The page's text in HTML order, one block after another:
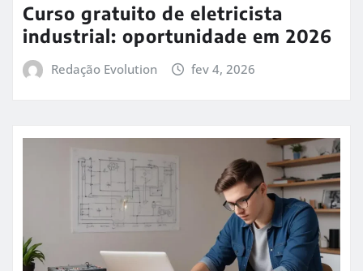
Curso gratuito de eletricista
industrial: oportunidade em 2026
Redação Evolution fev 4, 2026